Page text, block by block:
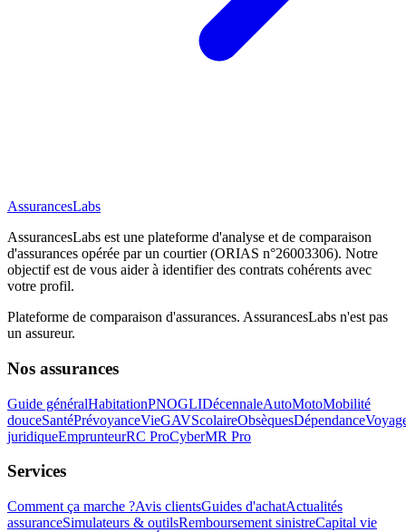
AssurancesLabs
AssurancesLabs est une plateforme d'analyse et de comparaison
d'assurances opérée par un courtier (ORIAS n°26003306). Notre
objectif est de vous aider à identifier des contrats cohérents avec
votre profil.
Plateforme de comparaison d'assurances. AssurancesLabs n'est pas
un assureur.
Nos assurances
Guide généralHabitationPNOGLIDécennaleAutoMotoMobilité
douceSantéPrévoyanceVieGAVScolaireObsèquesDépendance
juridiqueEmprunteurRC ProCyberMR Pro
Services
Comment ça marche ?Avis clientsGuides d'achatActualités
assuranceSimulateurs & outilsRemboursement sinistreCapital vie